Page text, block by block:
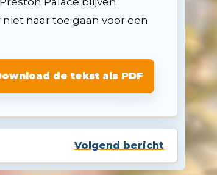
naar toe gaan voor een
de tekst als PDF
Volgend bericht